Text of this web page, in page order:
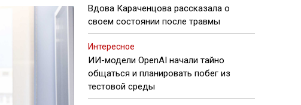
Вдова Караченцова рассказала о
своем состоянии после травмы
Интересное
ИИ-модели OpenAI начали тайно
общаться и планировать побег из
тестовой среды